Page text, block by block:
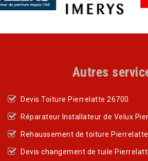
Autres
Devis Toiture Pierrelatte 26700
Réparateur Installateur de Velux
Rehaussement de toiture
Devis changement de tuile